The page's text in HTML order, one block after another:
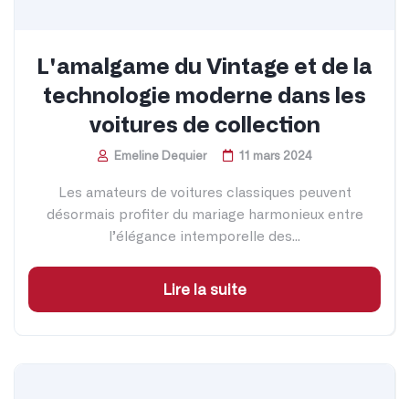
L'amalgame du Vintage et de la
technologie moderne dans les
voitures de collection
Emeline Dequier 11 mars 2024
Les amateurs de voitures classiques peuvent
désormais profiter du mariage harmonieux entre
l’élégance intemporelle des...
Lire la suite